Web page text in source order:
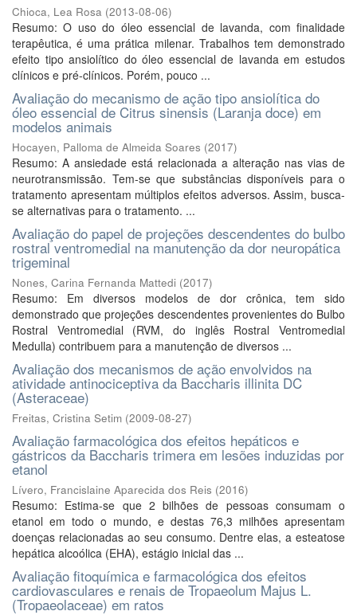
Chioca, Lea Rosa (2013-08-06)
Resumo: O uso do óleo essencial de lavanda, com finalidade
terapêutica, é uma prática milenar. Trabalhos tem demonstrado
efeito tipo ansiolítico do óleo essencial de lavanda em estudos
clínicos e pré-clínicos. Porém, pouco ...
Avaliação do mecanismo de ação tipo ansiolítica do
óleo essencial de Citrus sinensis (Laranja doce) em
modelos animais
Hocayen, Palloma de Almeida Soares (2017)
Resumo: A ansiedade está relacionada a alteração nas vias de
neurotransmissão. Tem-se que substâncias disponíveis para o
tratamento apresentam múltiplos efeitos adversos. Assim, busca-
se alternativas para o tratamento. ...
Avaliação do papel de projeções descendentes do bulbo
rostral ventromedial na manutenção da dor neuropática
trigeminal
Nones, Carina Fernanda Mattedi (2017)
Resumo: Em diversos modelos de dor crônica, tem sido
demonstrado que projeções descendentes provenientes do Bulbo
Rostral Ventromedial (RVM, do inglês Rostral Ventromedial
Medulla) contribuem para a manutenção de diversos ...
Avaliação dos mecanismos de ação envolvidos na
atividade antinociceptiva da Baccharis illinita DC
(Asteraceae)
Freitas, Cristina Setim (2009-08-27)
Avaliação farmacológica dos efeitos hepáticos e
gástricos da Baccharis trimera em lesões induzidas por
etanol
Lívero, Francislaine Aparecida dos Reis (2016)
Resumo: Estima-se que 2 bilhões de pessoas consumam o
etanol em todo o mundo, e destas 76,3 milhões apresentam
doenças relacionadas ao seu consumo. Dentre elas, a esteatose
hepática alcoólica (EHA), estágio inicial das ...
Avaliação fitoquímica e farmacológica dos efeitos
cardiovasculares e renais de Tropaeolum Majus L.
(Tropaeolaceae) em ratos